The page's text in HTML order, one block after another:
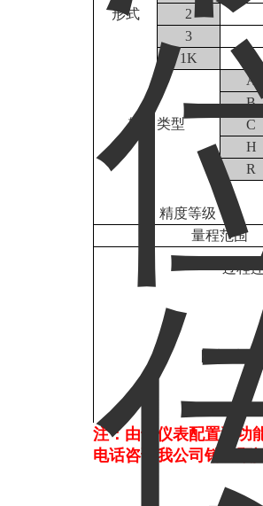
形式
2
3
1K
输出类型
A
B
C
H
R
精度等级
量程范围
过程
注：由于仪表配置和功
电话咨询我公司销售顾